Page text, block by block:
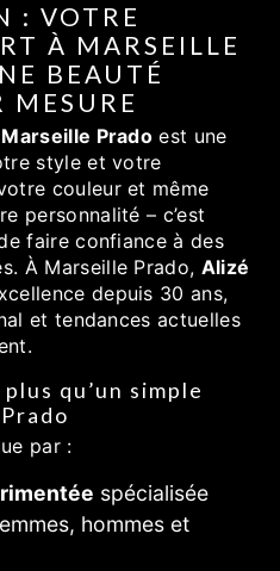
: VOTRE
À MARSEILLE
BEAUTÉ
MESURE
Prado est une
style et votre
couleur et même
personnalité – c’est
faire confiance à des
À Marseille Prado, Alizé
depuis 30 ans,
et tendances actuelles
qu’un simple
par :
spécialisée
hommes et